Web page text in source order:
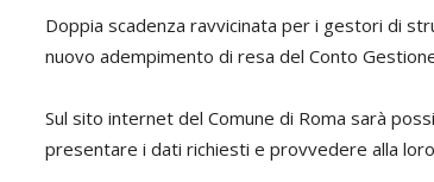
Provinciale
Doppia scadenza ravvicinata per i gestori di
nuovo adempimento di resa del Conto
Sul sito internet del Comune di Roma sarà
presentare i dati richiesti e provvedere alla